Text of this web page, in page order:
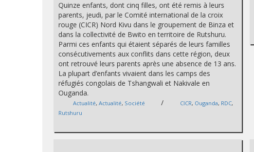
Quinze enfants, dont cinq filles, ont été remis à leurs
parents, jeudi, par le Comité international de la croix
rouge (CICR) Nord Kivu dans le groupement de Binza et
dans la collectivité de Bwito en territoire de Rutshuru.
Parmi ces enfants qui étaient séparés de leurs familles
consécutivements aux conflits dans cette région, deux
ont retrouvé leurs parents après une absence de 13 ans.
La plupart d’enfants vivaient dans les camps des
réfugiés congolais de Tshangwali et Nakivale en
Ouganda.
Actualité,Actualité, Société / CICR, Ouganda, RDC,
Rutshuru